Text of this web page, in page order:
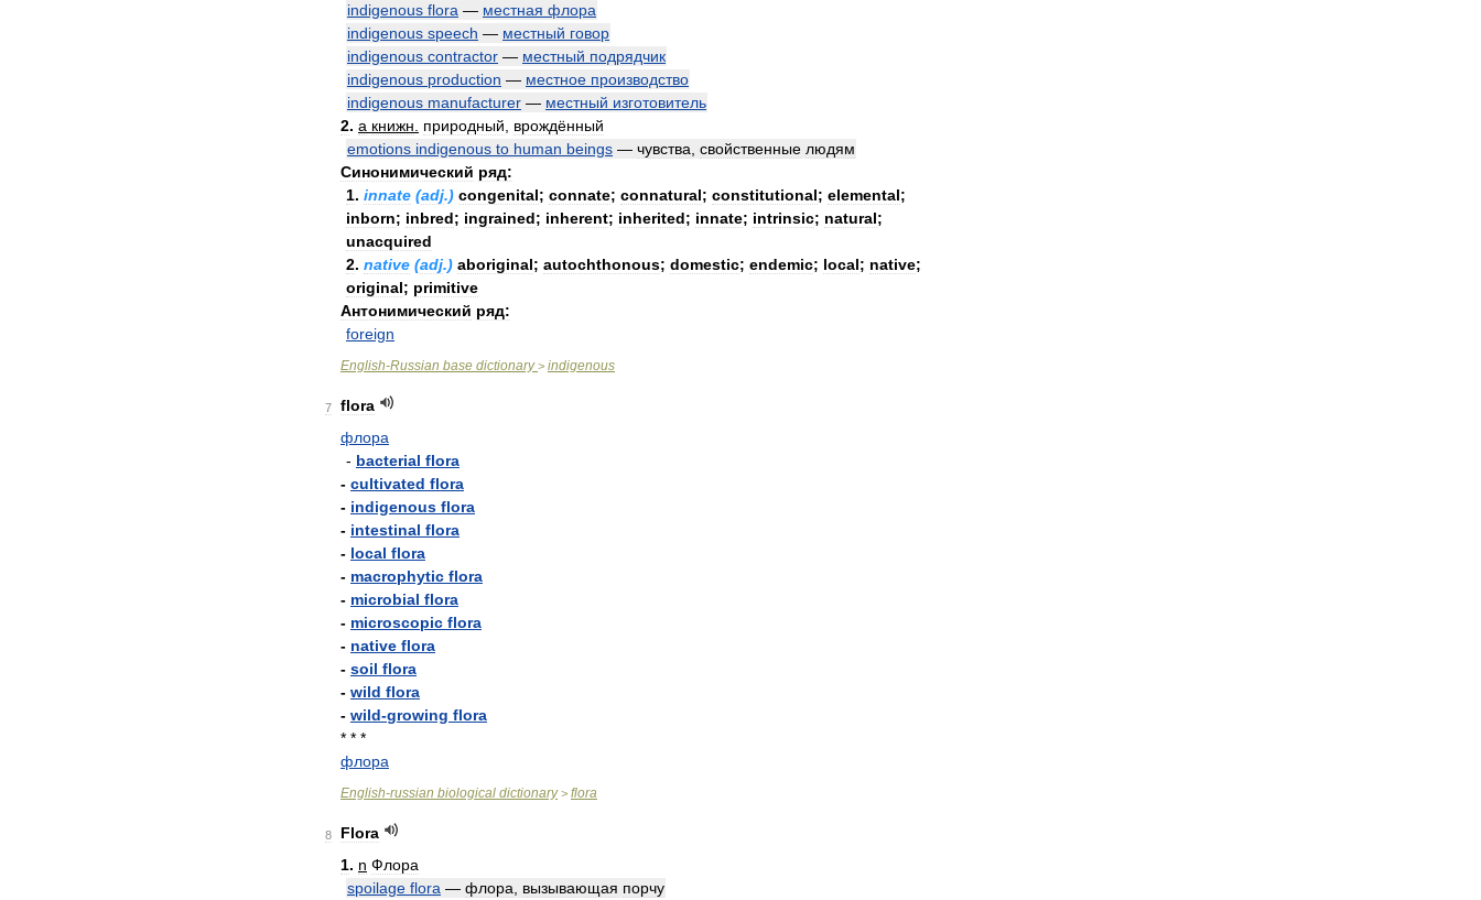
indigenous flora — местная флора
indigenous speech — местный говор
indigenous contractor — местный подрядчик
indigenous production — местное производство
indigenous manufacturer — местный изготовитель
2. a книжн природный
врождённый
emotions indigenous to human beings — чувства свойственные людям
Синонимический ряд:
1. innate (adj.) congenital; connate; connatural; constitutional; elemental;
inborn; inbred; ingrained; inherent; inherited; innate; intrinsic; natural;
unacquired
2. native (adj.) aboriginal; autochthonous; domestic; endemic; local; native;
original; primitive
Антонимический ряд:
foreign
English-Russian base dictionary > indigenous
7
flora
флора
- bacterial flora
- cultivated flora
- indigenous flora
- intestinal flora
- local flora
- macrophytic flora
- microbial flora
- microscopic flora
- native flora
- soil flora
- wild flora
- wild-growing flora
* * *
флора
English-russian biological dictionary> flora
8
Flora
1. n Флора
spoilage flora — флора вызывающая порчу